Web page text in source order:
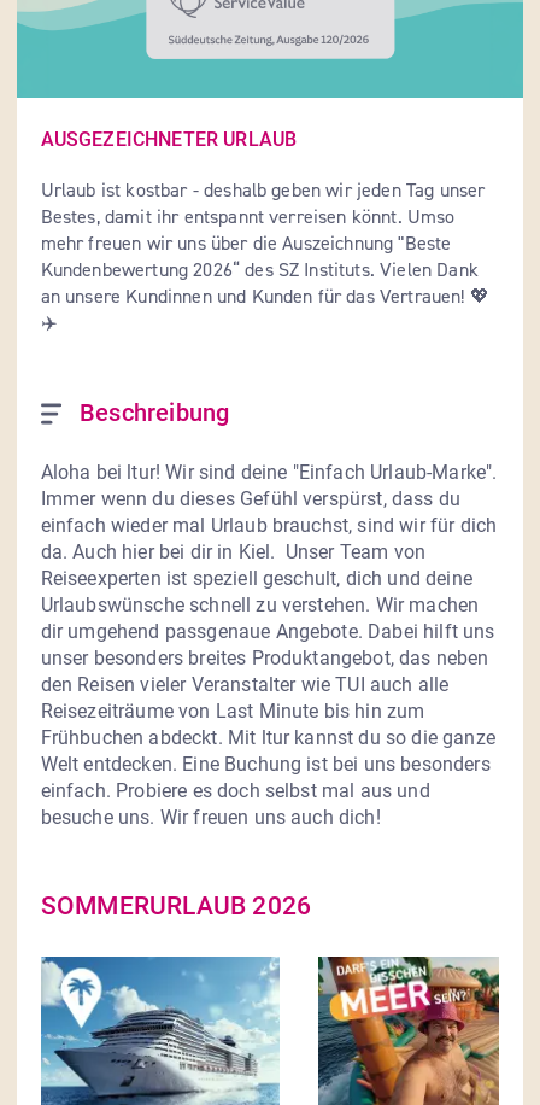
AUSGEZEICHNETER URLAUB
Urlaub ist kostbar - deshalb geben wir jeden Tag unser
Bestes, damit ihr entspannt verreisen könnt. Umso
mehr freuen wir uns über die Auszeichnung "Beste
Kundenbewertung 2026“ des SZ Instituts. Vielen Dank
an unsere Kundinnen und Kunden für das Vertrauen! 💖
✈️
Beschreibung
Aloha bei ltur! Wir sind deine "Einfach Urlaub-Marke".
Immer wenn du dieses Gefühl verspürst, dass du
einfach wieder mal Urlaub brauchst, sind wir für dich
da. Auch hier bei dir in Kiel.  Unser Team von
Reiseexperten ist speziell geschult, dich und deine
Urlaubswünsche schnell zu verstehen. Wir machen
dir umgehend passgenaue Angebote. Dabei hilft uns
unser besonders breites Produktangebot, das neben
den Reisen vieler Veranstalter wie TUI auch alle
Reisezeiträume von Last Minute bis hin zum
Frühbuchen abdeckt. Mit ltur kannst du so die ganze
Welt entdecken. Eine Buchung ist bei uns besonders
einfach. Probiere es doch selbst mal aus und
besuche uns. Wir freuen uns auch dich!
SOMMERURLAUB 2026